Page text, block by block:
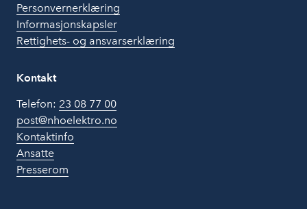
Personvernerklæring
Informasjonskapsler
Rettighets- og ansvarserklæring
Kontakt
Telefon: 23 08 77 00
post@nhoelektro.no
Kontaktinfo
Ansatte
Presserom